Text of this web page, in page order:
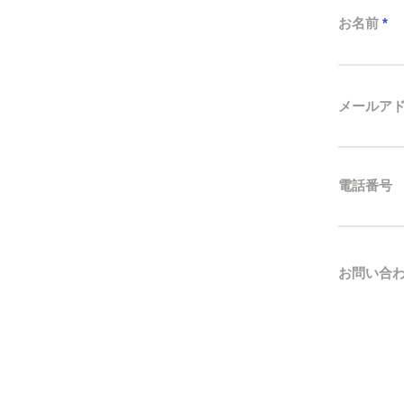
お名前
メールア
電話番号
お問い合